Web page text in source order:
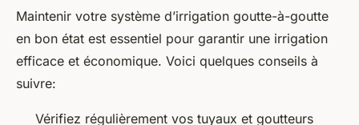
Maintenir votre système d’irrigation goutte-à-goutte
en bon état est essentiel pour garantir une irrigation
efficace et économique. Voici quelques conseils à
suivre:
Vérifiez régulièrement vos tuyaux et goutteurs